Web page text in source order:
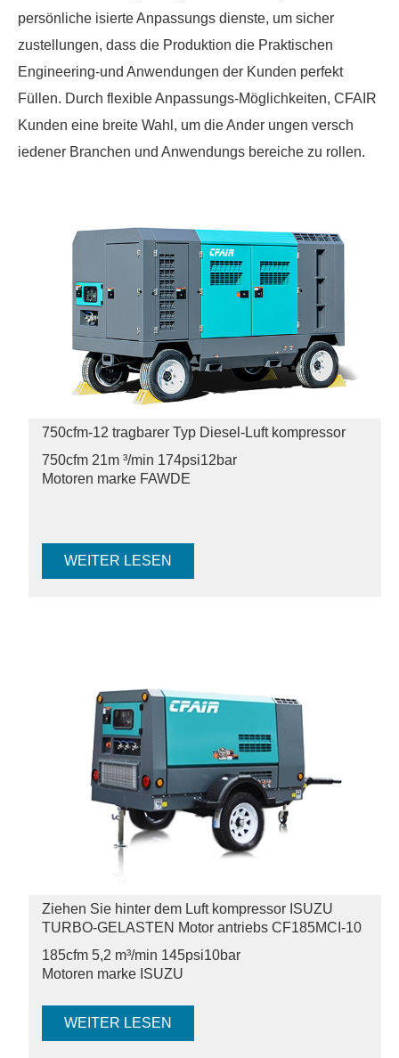
persönliche isierte Anpassungs dienste, um sicher
zustellungen, dass die Produktion die Praktischen
Engineering-und Anwendungen der Kunden perfekt
Füllen. Durch flexible Anpassungs-Möglichkeiten, CFAIR
Kunden eine breite Wahl, um die Ander ungen versch
iedener Branchen und Anwendungs bereiche zu rollen.
750cfm-12 tragbarer Typ Diesel-Luft kompressor
750cfm 21m ³/min 174psi12bar
Motoren marke FAWDE
WEITER LESEN
Ziehen Sie hinter dem Luft kompressor ISUZU
TURBO-GELASTEN Motor antriebs CF185MCI-10
185cfm 5,2 m³/min 145psi10bar
Motoren marke ISUZU
WEITER LESEN